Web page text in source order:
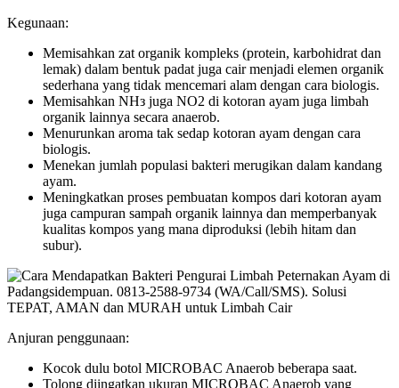
Kegunaan:
Memisahkan zat organik kompleks (protein, karbohidrat dan
lemak) dalam bentuk padat juga cair menjadi elemen organik
sederhana yang tidak mencemari alam dengan cara biologis.
Memisahkan NHз juga NO2 di kotoran ayam juga limbah
organik lainnya secara anaerob.
Menurunkan aroma tak sedap kotoran ayam dengan cara
biologis.
Menekan jumlah populasi bakteri merugikan dalam kandang
ayam.
Meningkatkan proses pembuatan kompos dari kotoran ayam
juga campuran sampah organik lainnya dan memperbanyak
kualitas kompos yang mana diproduksi (lebih hitam dan
subur).
Anjuran penggunaan:
Kocok dulu botol MICROBAC Anaerob beberapa saat.
Tolong diingatkan ukuran MICROBAC Anaerob yang